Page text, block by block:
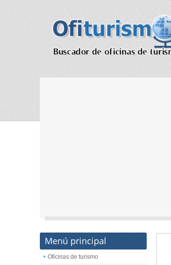
Menú principal
Oficinas de turismo